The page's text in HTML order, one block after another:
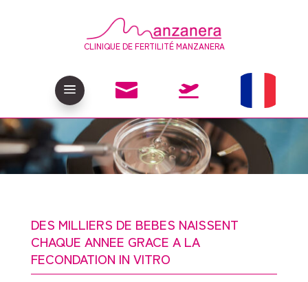
CLINIQUE DE FERTILITÉ MANZANERA
a  
DES MILLIERS DE BEBES NAISSENT
CHAQUE ANNEE GRACE A LA
FECONDATION IN VITRO